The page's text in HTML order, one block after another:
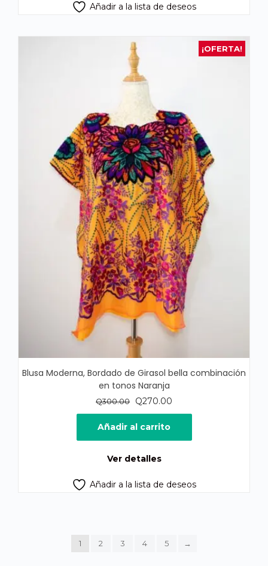
Añadir a la lista de deseos
¡OFERTA!
Blusa Moderna, Bordado de Girasol bella combinación
en tonos Naranja
Q300.00
El
precio
original
era:
Q270.00
precio
es:
Añadir al carrito
Ver detalles
Añadir a la lista de deseos
1 2 3 4 5 →